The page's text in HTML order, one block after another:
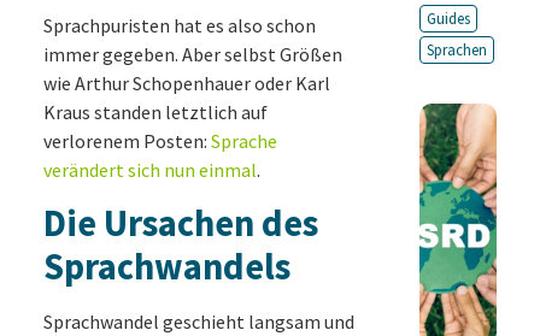
Sprachpuristen hat es also schon
immer gegeben. Aber selbst Größen
wie Arthur Schopenhauer oder Karl
Kraus standen letztlich auf
verlorenem Posten: Sprache
verändert sich nun einmal.
Die Ursachen des
Sprachwandels
Sprachwandel geschieht langsam und
Guides
Sprachen